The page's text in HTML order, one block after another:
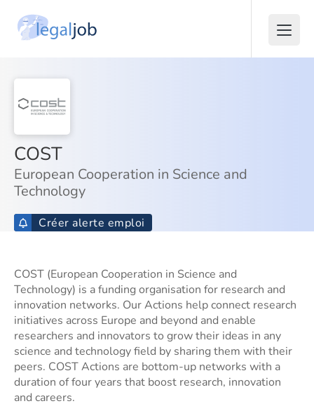
COST
European Cooperation in Science and
Technology
Créer alerte emploi
COST (European Cooperation in Science and
Technology) is a funding organisation for research and
innovation networks. Our Actions help connect research
initiatives across Europe and beyond and enable
researchers and innovators to grow their ideas in any
science and technology field by sharing them with their
peers. COST Actions are bottom-up networks with a
duration of four years that boost research, innovation
and careers.